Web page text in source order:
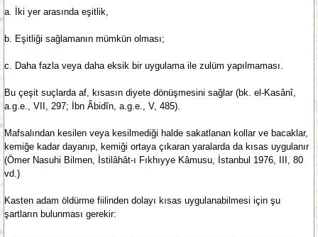
a. İki yer arasında eşitlik,
b. Eşitliği sağlamanın mümkün olması;
c. Daha fazla veya daha eksik bir uygulama ile zulüm yapılmaması.
Bu çeşit suçlarda af, kısasın diyete dönüşmesini sağlar (bk. el-Kasânî,
a.g.e., VII, 297; İbn Âbidîn, a.g.e., V, 485).
Mafsalından kesilen veya kesilmediği halde sakatlanan kollar ve bacaklar,
kemiğe kadar dayanıp, kemiği ortaya çıkaran yaralarda da kısas uygulanır
(Ömer Nasuhi Bilmen, İstilâhât-ı Fıkhıyye Kâmusu, İstanbul 1976, III, 80
vd.)
Kasten adam öldürme fiilinden dolayı kısas uygulanabilmesi için şu
şartların bulunması gerekir: